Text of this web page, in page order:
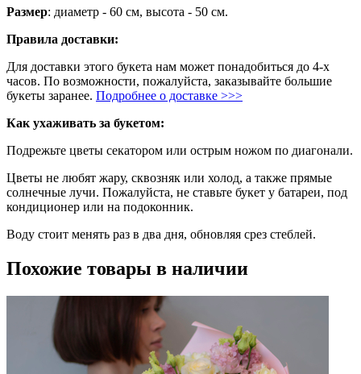
Размер: диаметр - 60 см, высота - 50 см.
Правила доставки:
Для доставки этого букета нам может понадобиться до 4-х
часов. По возможности, пожалуйста, заказывайте большие
букеты заранее. Подробнее о доставке >>>
Как ухаживать за букетом:
Подрежьте цветы секатором или острым ножом по диагонали.
Цветы не любят жару, сквозняк или холод, а также прямые
солнечные лучи. Пожалуйста, не ставьте букет у батареи, под
кондиционер или на подоконник.
Воду стоит менять раз в два дня, обновляя срез стеблей.
Похожие товары в наличии